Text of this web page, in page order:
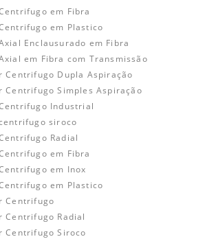
em Fibra
em Plastico
Enclausurado em Fibra
em Fibra com Transmissão
Centrifugo Dupla Aspiração
Centrifugo Simples Aspiração
Industrial
siroco
Radial
em Fibra
em Inox
em Plastico
Centrifugo
Centrifugo Radial
Centrifugo Siroco